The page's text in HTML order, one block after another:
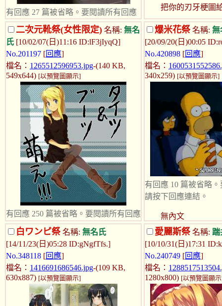
有回應 27 篇被省略。要閱讀所有回應
請按下回應連結。
綜合的可愛挪威森林貓
名子叫飛機耳
把你的刃牙梗圖
二次元靴祭(女性限定) 名稱: 無名
氏 [10/02/07(日)11:16 ID:lF3jIyqQ]
No.201197 [回應]
檔名： 1265512596953.jpg-(140 KB,
549x644) [以預覽圖顯示]
有回應 250 篇被省略。要閱讀所有回應
請按下回應連結。
其實靴也是萌點~
另外長短靴不限~
爆米花祭名稱: 無
[20/09/20(日)00:05
No.420898 [回應]
檔名：
340x259) [以預覽圖顯示]
有回應 10 篇被省略
請按下回應連結。
無內文
白ワンピ祭名稱: 無名氏
[14/11/23(日)05:28 ID:gNgfTfs.]
No.348118 [回應]
檔名： 1416691686546.jpg-(109 KB,
630x887) [以預覽圖顯示]
愛麗斯祭名稱: 踹
[10/10/31(日)17:31
No.240749 [回應]
檔名：
1280x800) [以預覽圖顯